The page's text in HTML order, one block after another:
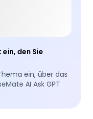
den Sie
ein, über das
AI Ask GPT